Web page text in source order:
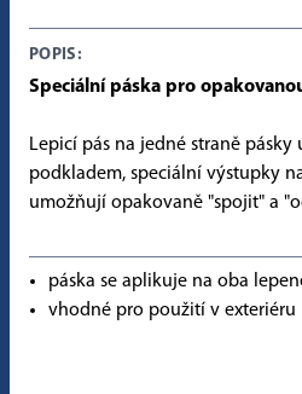
POPIS:
Speciální páska pro
Lepicí pás na jedné straně
podkladem, speciální výstupky
umožňují opakovaně "spojit" a
páska se aplikuje na oba
vhodné pro použití v exteriéru